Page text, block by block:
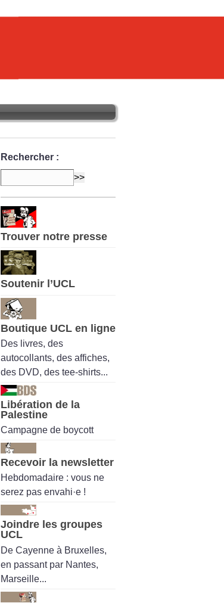
Rechercher :
Trouver notre presse
Soutenir l’UCL
Boutique UCL en ligne
Des livres, des
autocollants, des affiches,
des DVD, des tee-shirts...
Libération de la
Palestine
Campagne de boycott
Recevoir la newsletter
Hebdomadaire : vous ne
serez pas envahi·e !
Joindre les groupes
UCL
De Cayenne à Bruxelles,
en passant par Nantes,
Marseille...